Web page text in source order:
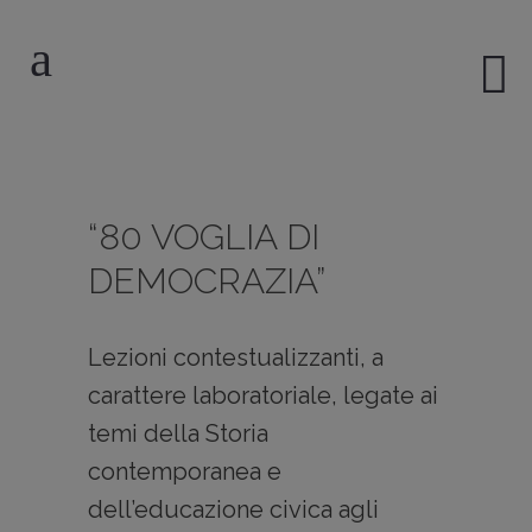
“80 VOGLIA DI
DEMOCRAZIA”
Lezioni contestualizzanti, a
carattere laboratoriale, legate ai
temi della Storia
contemporanea e
dell’educazione civica agli